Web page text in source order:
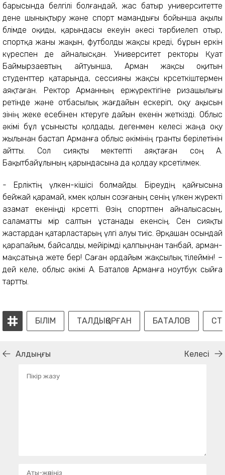
барысында белгілі болғандай, жас батыр университетте
дене шынықтыру және спорт мамандығы бойынша ақылы
бөлімде оқиды, қарындасы екеуін әкесі тәрбиелеп отыр,
спортқа жаны жақын, футболды жақсы көреді, бұрын еркін
күреспен де айналысқан. Университет ректоры Қуат
Баймырзаевтың айтуынша, Арман жақсы оқитын
студенттер қатарында, сессияны жақсы көрсеткіштермен
аяқтаған. Ректор Арманның ержүректігіне ризашылығы
ретінде және отбасылық жағдайын ескеріп, оқу ақысын
өзінің жеке есебінен көтеруге дайын екенін жеткізді. Облыс
әкімі бұл ұсынысты қолдады, дегенмен келесі жаңа оқу
жылынан бастап Арманға облыс әкімінің гранты берілетінін
айтты. Сол сияқты мектепті аяқтаған соң А.
Бақытбайұлының қарындасына да қолдау көрсетілмек.
- Ерліктің үлкен-кішісі болмайды. Біреудің қайғысына
бейжай қарамай, көмек қолын созғаның сенің үлкен жүректі
азамат екеніңді көрсетті. Өзің спортпен айналысасың,
саламатты өмір салтын ұстанады екенсің. Сен сияқты
жастардан қатарластарың үлгі алуы тиіс. Әрқашан осындай
қарапайым, байсалды, мейірімді қалпыңнан танбай, арман-
мақсатыңа жете бер! Саған әрдайым жақсылық тілеймін! –
дей келе, облыс әкімі А. Баталов Арманға ноутбук сыйға
тартты.
БІЛІМ ТАЛДЫҚОРҒАН БАТАЛОВ
Алдыңғы Келесі